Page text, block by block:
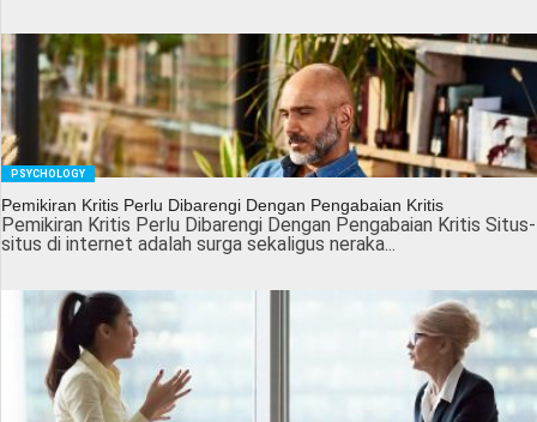
PSYCHOLOGY
Pemikiran Kritis Perlu Dibarengi Dengan Pengabaian Kritis
Pemikiran Kritis Perlu Dibarengi Dengan Pengabaian Kritis Situs-
situs di internet adalah surga sekaligus neraka...